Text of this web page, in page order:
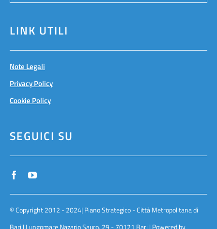
LINK UTILI
Note Legali
Privacy Policy
Cookie Policy
SEGUICI SU
© Copyright 2012 - 2024| Piano Strategico - Città Metropolitana di
Bari | Lungomare Nazario Sauro, 29 - 70121 Bari | Powered by